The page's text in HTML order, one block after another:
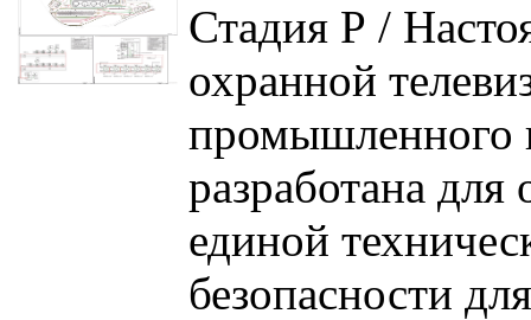
Стадия Р /
охранной
промышленного
разработана для
единой
безопасности